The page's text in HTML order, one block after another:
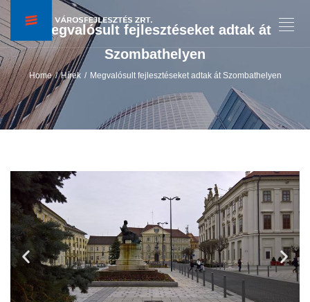
Megvalósult fejlesztéseket adtak át
Szombathelyen
Home / Hírek / Megvalósult fejlesztéseket adtak át Szombathelyen